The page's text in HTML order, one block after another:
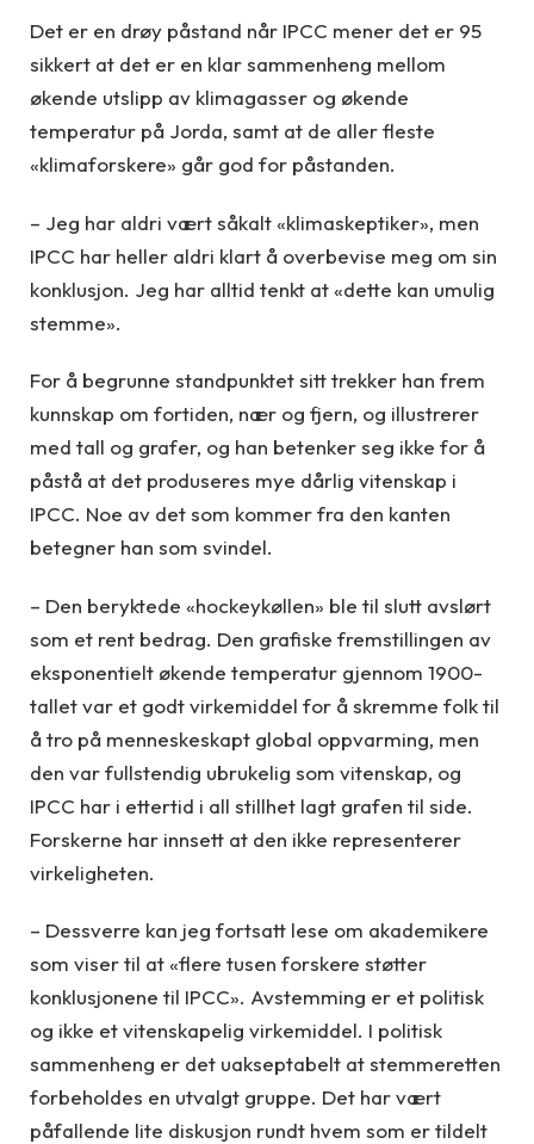
Det er en drøy påstand når IPCC mener det er 95
sikkert at det er en klar sammenheng mellom
økende utslipp av klimagasser og økende
temperatur på Jorda, samt at de aller fleste
«klimaforskere» går god for påstanden.
– Jeg har aldri vært såkalt «klimaskeptiker», men
IPCC har heller aldri klart å overbevise meg om sin
konklusjon. Jeg har alltid tenkt at «dette kan umulig
stemme».
For å begrunne standpunktet sitt trekker han frem
kunnskap om fortiden, nær og fjern, og illustrerer
med tall og grafer, og han betenker seg ikke for å
påstå at det produseres mye dårlig vitenskap i
IPCC. Noe av det som kommer fra den kanten
betegner han som svindel.
– Den beryktede «hockeykøllen» ble til slutt avslørt
som et rent bedrag. Den grafiske fremstillingen av
eksponentielt økende temperatur gjennom 1900-
tallet var et godt virkemiddel for å skremme folk til
å tro på menneskeskapt global oppvarming, men
den var fullstendig ubrukelig som vitenskap, og
IPCC har i ettertid i all stillhet lagt grafen til side.
Forskerne har innsett at den ikke representerer
virkeligheten.
– Dessverre kan jeg fortsatt lese om akademikere
som viser til at «flere tusen forskere støtter
konklusjonene til IPCC». Avstemming er et politisk
og ikke et vitenskapelig virkemiddel. I politisk
sammenheng er det uakseptabelt at stemmeretten
forbeholdes en utvalgt gruppe. Det har vært
påfallende lite diskusjon rundt hvem som er tildelt